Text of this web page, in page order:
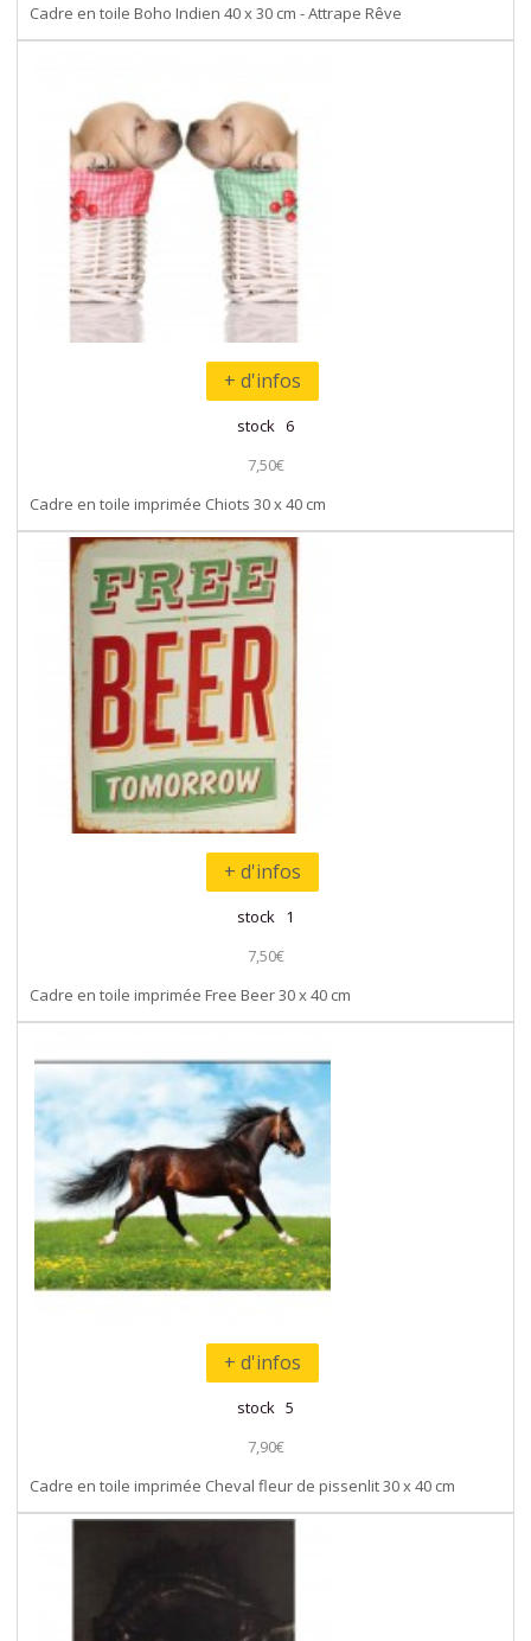
Cadre en toile Boho Indien 40 x 30 cm - Attrape Rêve
+ d'infos
stock 6
7,50€
Cadre en toile imprimée Chiots 30 x 40 cm
+ d'infos
stock 1
7,50€
Cadre en toile imprimée Free Beer 30 x 40 cm
+ d'infos
stock 5
7,90€
Cadre en toile imprimée Cheval fleur de pissenlit 30 x 40 cm